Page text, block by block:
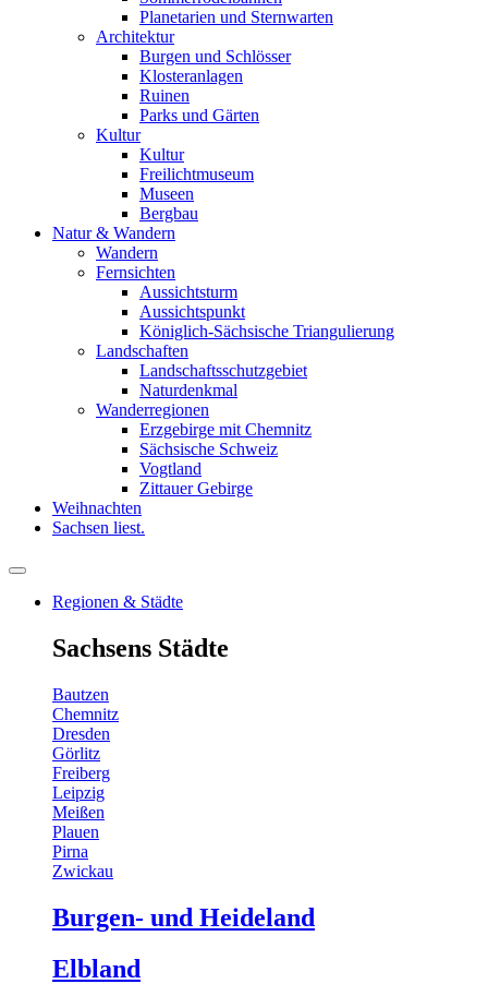
Planetarien und Sternwarten
Architektur
Burgen und Schlösser
Klosteranlagen
Ruinen
Parks und Gärten
Kultur
Kultur
Freilichtmuseum
Museen
Bergbau
Natur & Wandern
Wandern
Fernsichten
Aussichtsturm
Aussichtspunkt
Königlich-Sächsische Triangulierung
Landschaften
Landschaftsschutzgebiet
Naturdenkmal
Wanderregionen
Erzgebirge mit Chemnitz
Sächsische Schweiz
Vogtland
Zittauer Gebirge
Weihnachten
Sachsen liest.
Regionen & Städte
Sachsens Städte
Bautzen
Chemnitz
Dresden
Görlitz
Freiberg
Leipzig
Meißen
Plauen
Pirna
Zwickau
Burgen- und Heideland
Elbland